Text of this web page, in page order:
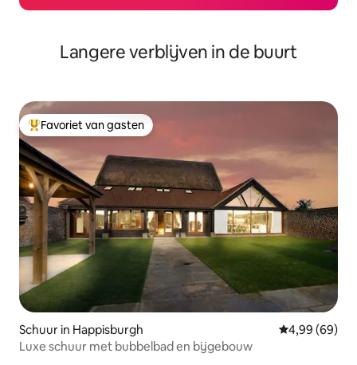
Langere verblijven in de buurt
Topfavoriet van gasten
Favoriet van gasten
Schuur in Happisburgh Gemiddelde
4,99 (69)
Luxe schuur met bubbelbad en bijgebouw